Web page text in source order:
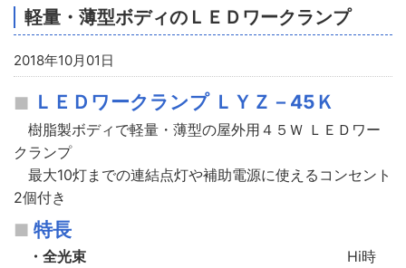
軽量・薄型ボディのＬＥＤワークランプ
2018年10月01日
ＬＥＤワークランプ ＬＹＺ－45Ｋ
樹脂製ボディで軽量・薄型の屋外用４５Ｗ ＬＥＤワー
クランプ
最大10灯までの連結点灯や補助電源に使えるコンセント
2個付き
特長
・全光束 Hi時